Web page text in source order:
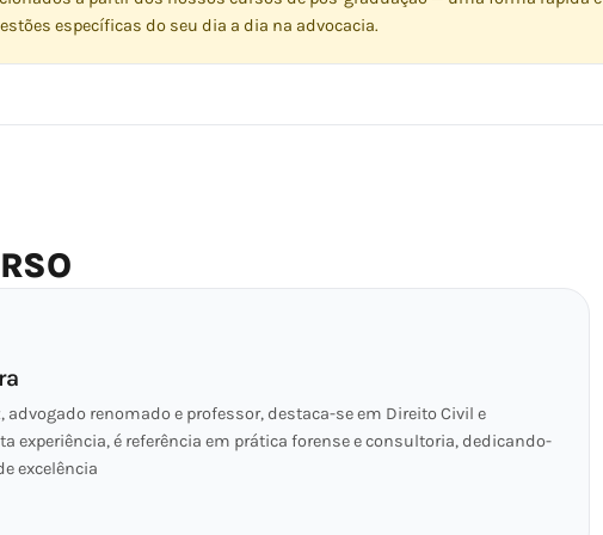
específicas do seu dia a dia na advocacia.
advogado renomado e professor, destaca-se em Direito Civil e
experiência, é referência em prática forense e consultoria, dedicando-
excelência